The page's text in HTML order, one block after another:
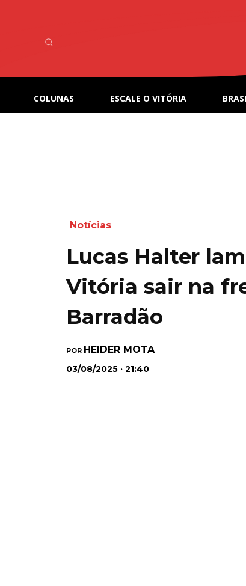
COLUNAS ESCALE O VITÓRIA
Notícias
Lucas Halter
Vitória sair na
Barradão
POR HEIDER MOTA
03/08/2025 · 21:40